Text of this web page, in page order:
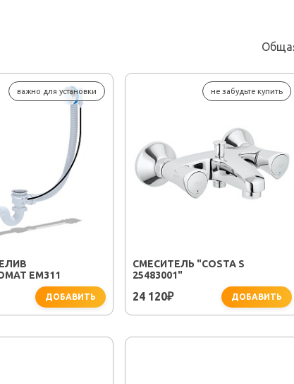
важно для установки
EM311
ДОБАВИТЬ
не забудьте купить
СМЕСИТЕЛЬ "COSTA S
25483001"
24 120₽ ДОБАВИТЬ